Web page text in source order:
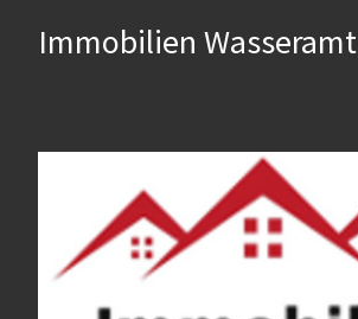
Immobilien Wasseramt